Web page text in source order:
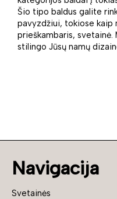
Šio tipo baldus galite
pavyzdžiui, tokiose kaip
prieškambaris,
stilingo Jūsų namų
Navigacija
Svetainės